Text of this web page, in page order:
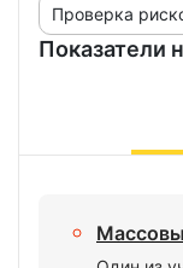
Показатели
Проверка